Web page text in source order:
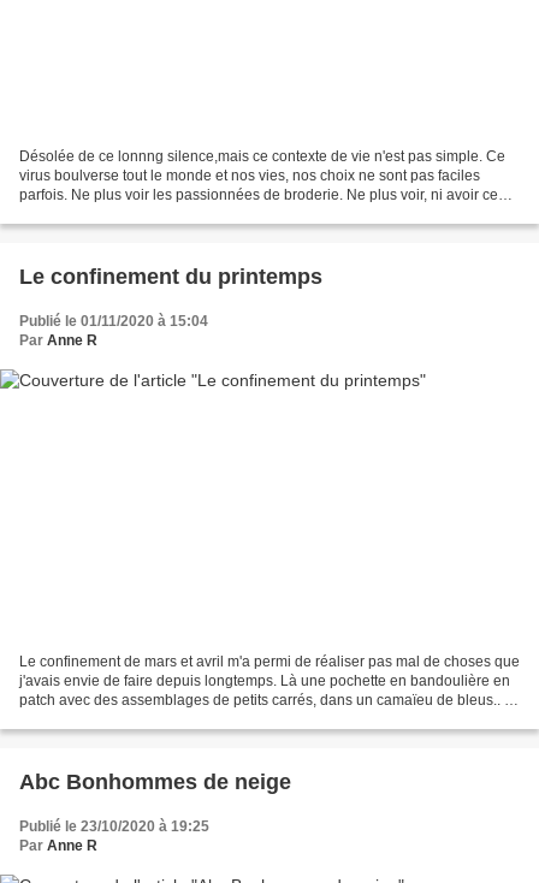
Désolée de ce lonnng silence,mais ce contexte de vie n'est pas simple. Ce
virus boulverse tout le monde et nos vies, nos choix ne sont pas faciles
parfois. Ne plus voir les passionnées de broderie. Ne plus voir, ni avoir ce
Le confinement du printemps
Publié le 01/11/2020 à 15:04
Par Anne R
Le confinement de mars et avril m'a permi de réaliser pas mal de choses que
j'avais envie de faire depuis longtemps. Là une pochette en bandoulière en
patch avec des assemblages de petits carrés, dans un camaïeu de bleus.. .
Abc Bonhommes de neige
Publié le 23/10/2020 à 19:25
Par Anne R